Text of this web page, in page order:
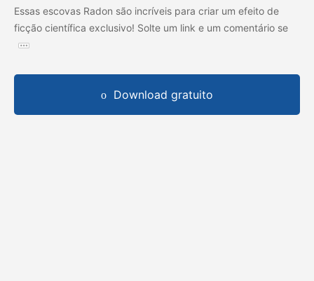
Essas escovas Radon são incríveis para criar um efeito de
ficção científica exclusivo! Solte um link e um comentário se
Download gratuito